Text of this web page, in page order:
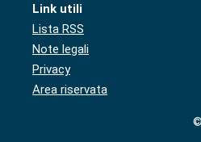
Link utili
Lista RSS
Note legali
Privacy
Area riservata